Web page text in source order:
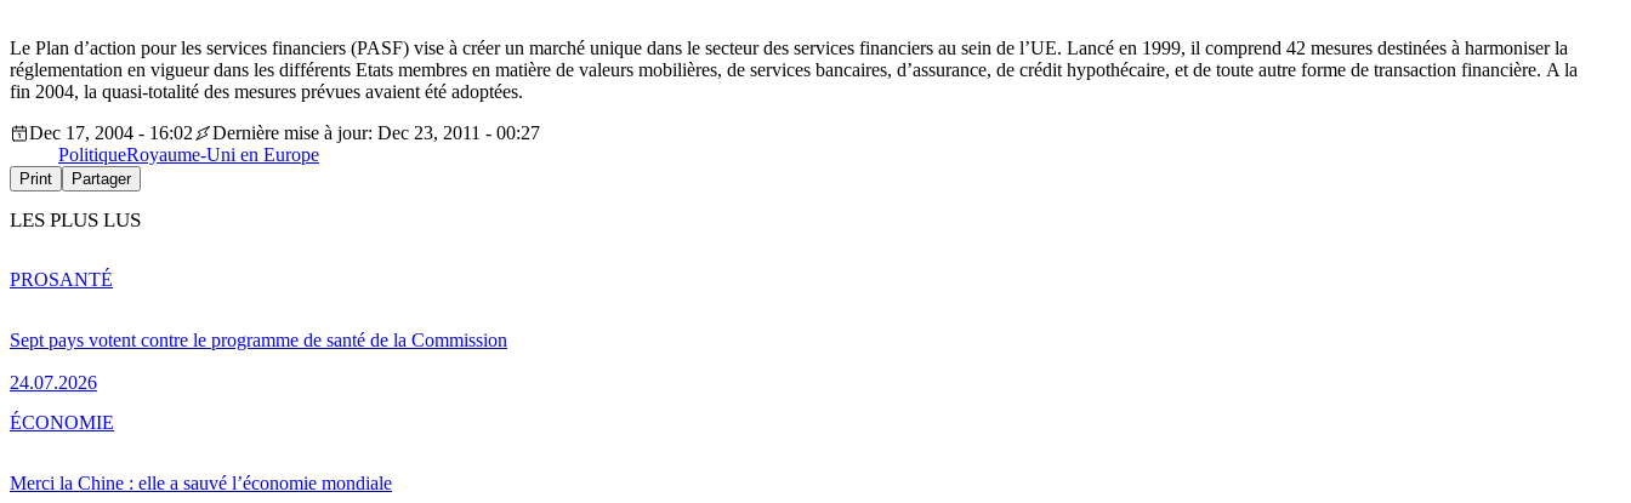
Le Plan d’action pour les services financiers (PASF) vise à créer un marché unique dans le secteur des services financiers au sein de l’UE. Lancé en 1999, il comprend 42 mesures destinées à harmoniser la
réglementation en vigueur dans les différents Etats membres en matière de valeurs mobilières, de services bancaires, d’assurance, de crédit hypothécaire, et de toute autre forme de transaction financière. A la
fin 2004, la quasi-totalité des mesures prévues avaient été adoptées.
Dec 17, 2004 - 16:02
Dernière mise à jour: Dec 23, 2011 - 00:27
PolitiqueRoyaume-Uni en Europe
Print Partager
LES PLUS LUS
Sept pays votent contre le programme de santé de la Commission
24.07.2026
PROSANTÉ
Merci la Chine : elle a sauvé l’économie mondiale
ÉCONOMIE